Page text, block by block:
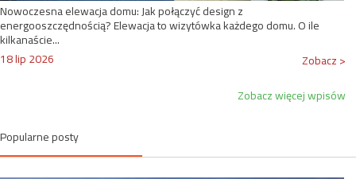
Nowoczesna elewacja domu: Jak połączyć design z
energooszczędnością? Elewacja to wizytówka każdego domu. O ile
kilkanaście...
18 lip 2026
Zobacz >
Zobacz więcej wpisów
Popularne posty